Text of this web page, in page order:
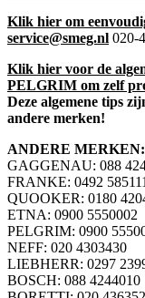
Klik hier om
service@smeg.nl 020-
Klik hier voor de
PELGRIM om zelf
Deze algemene tips
andere merken!
ANDERE MERKEN:
GAGGENAU: 088
FRANKE: 0492 585111
QUOOKER: 0180
ETNA: 0900 5550002
PELGRIM: 0900
NEFF: 020 4303430
LIEBHERR: 0297
BOSCH: 088 4244010